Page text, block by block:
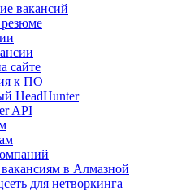
вакансий
сайте
к ПО
HeadHunter
API
в Алмазной
для нетворкинга